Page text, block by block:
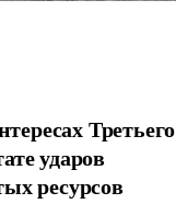
Третьего
ударов
ресурсов